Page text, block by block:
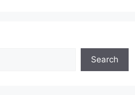
Search